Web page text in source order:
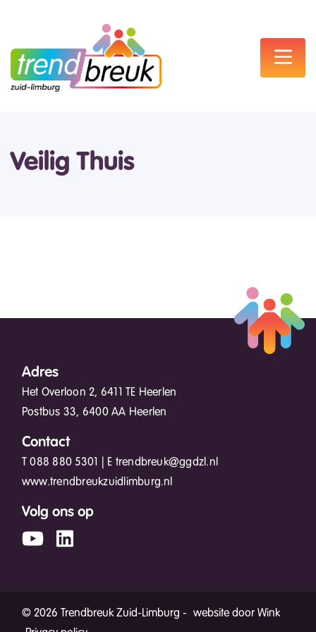
Veilig Thuis
Adres
Het Overloon 2, 6411 TE Heerlen
Postbus 33, 6400 AA Heerlen
Contact
T088 880 5301 | E trendbreuk@ggdzl.nl
www.trendbreukzuidlimburg.nl
Volg ons op
© 2026 Trendbreuk Zuid-Limburg - website door Wink